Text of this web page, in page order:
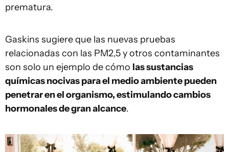
prematura.
Gaskins sugiere que las nuevas pruebas
relacionadas con las PM2,5 y otros contaminantes
son solo un ejemplo de cómo las sustancias
químicas nocivas para el medio ambiente pueden
penetrar en el organismo, estimulando cambios
hormonales de gran alcance.